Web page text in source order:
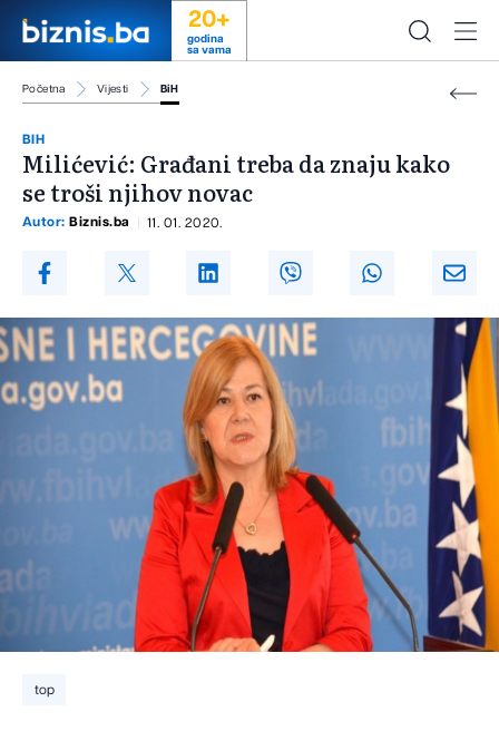
20+
godina
sa vama
Početna Vijesti BiH
BIH
Milićević: Građani treba da znaju kako
se troši njihov novac
Autor: Biznis.ba 11. 01. 2020.
top